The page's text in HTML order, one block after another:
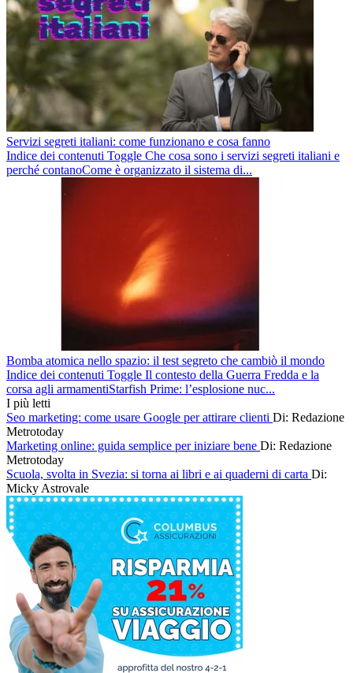
Servizi segreti italiani: come funzionano e cosa fanno
Indice dei contenuti Toggle Che cosa sono i servizi segreti italiani e
perché contanoCome è organizzato il sistema di...
Bomba atomica nello spazio: il test segreto che cambiò il mondo
Indice dei contenuti Toggle Il contesto della Guerra Fredda e la
corsa agli armamentiStarfish Prime: l’esplosione nuc...
I più letti
Seo marketing: come usare Google per attirare clienti Di: Redazione
Metrotoday
Marketing online: guida semplice per iniziare bene Di: Redazione
Metrotoday
Scuola, svolta in Svezia: si torna ai libri e ai quaderni di carta Di:
Micky Astrovale